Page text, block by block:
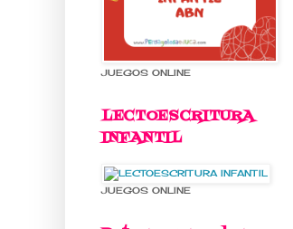
JUEGOS ONLINE
LECTOESCRITURA
INFANTIL
JUEGOS ONLINE